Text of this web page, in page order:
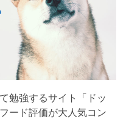
勉強するサイト「ドッ
ード評価が大人気コン